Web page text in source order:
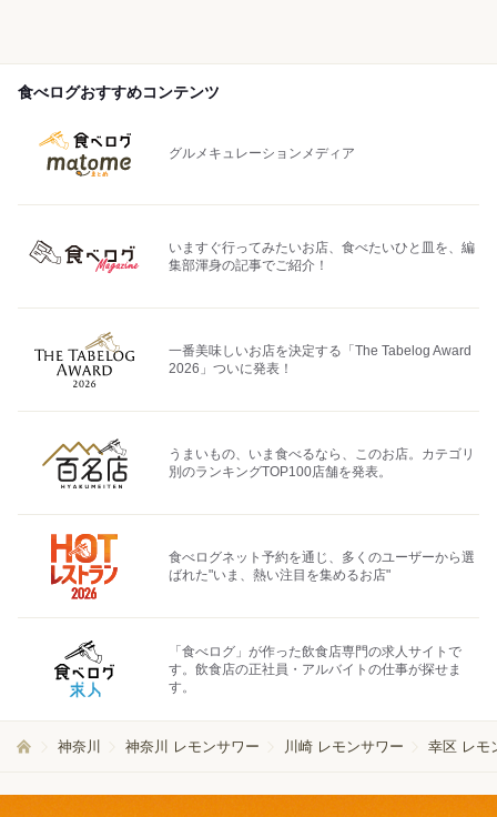
食べログおすすめコンテンツ
グルメキュレーションメディア
いますぐ行ってみたいお店、食べたいひと皿を、編
集部渾身の記事でご紹介！
一番美味しいお店を決定する「The Tabelog Award
2026」ついに発表！
うまいもの、いま食べるなら、このお店。カテゴリ
別のランキングTOP100店舗を発表。
食べログネット予約を通じ、多くのユーザーから選
ばれた"いま、熱い注目を集めるお店"
「食べログ」が作った飲食店専門の求人サイトで
す。飲食店の正社員・アルバイトの仕事が探せま
す。
神奈川 神奈川 レモンサワー 川崎 レモンサワー 幸区 レモ